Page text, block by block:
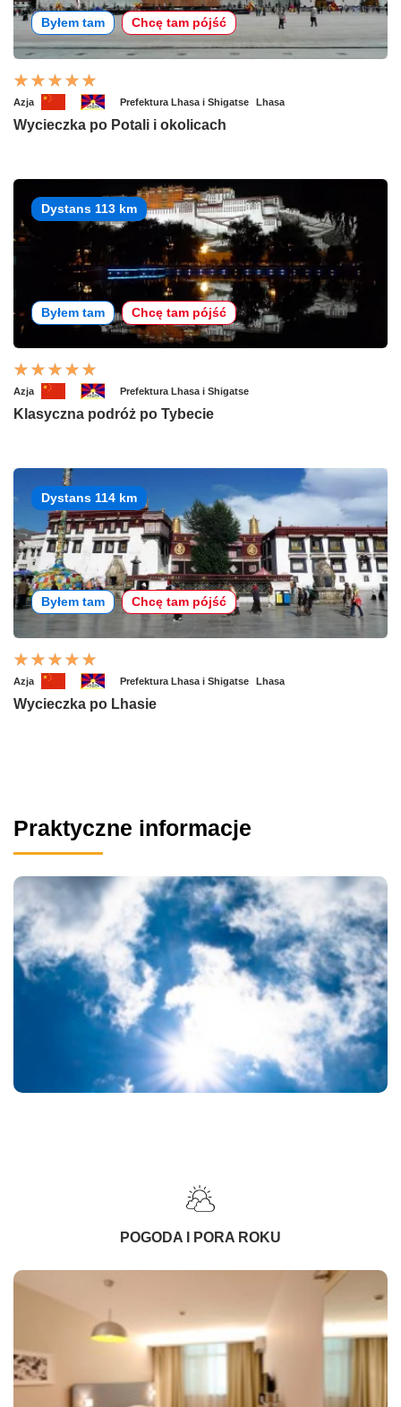
Byłem tam Chcę tam pójść
Azja Prefektura Lhasa i Shigatse Lhasa
Wycieczka po Potali i okolicach
Dystans 113 km
Byłem tam Chcę tam pójść
Azja Prefektura Lhasa i Shigatse
Klasyczna podróż po Tybecie
Dystans 114 km
Byłem tam Chcę tam pójść
Azja Prefektura Lhasa i Shigatse Lhasa
Wycieczka po Lhasie
Praktyczne informacje
POGODA I PORA ROKU